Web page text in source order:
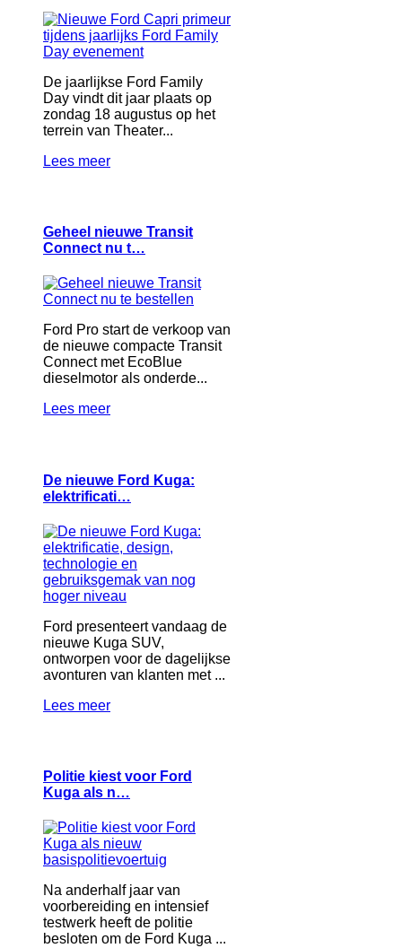
De jaarlijkse Ford Family
Day vindt dit jaar plaats op
zondag 18 augustus op het
terrein van Theater...
Lees meer
Geheel nieuwe Transit
Connect nu t…
Ford Pro start de verkoop van
de nieuwe compacte Transit
Connect met EcoBlue
dieselmotor als onderde...
Lees meer
De nieuwe Ford Kuga:
elektrificati…
Ford presenteert vandaag de
nieuwe Kuga SUV,
ontworpen voor de dagelijkse
avonturen van klanten met ...
Lees meer
Politie kiest voor Ford
Kuga als n…
Na anderhalf jaar van
voorbereiding en intensief
testwerk heeft de politie
besloten om de Ford Kuga ...